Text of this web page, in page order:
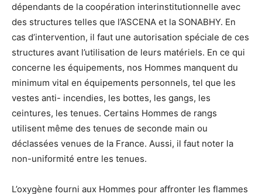
dépendants de la coopération interinstitutionnelle avec
des structures telles que l’ASCENA et la SONABHY. En
cas d’intervention, il faut une autorisation spéciale de ces
structures avant l’utilisation de leurs matériels. En ce qui
concerne les équipements, nos Hommes manquent du
minimum vital en équipements personnels, tel que les
vestes anti- incendies, les bottes, les gangs, les
ceintures, les tenues. Certains Hommes de rangs
utilisent même des tenues de seconde main ou
déclassées venues de la France. Aussi, il faut noter la
non-uniformité entre les tenues.
L’oxygène fourni aux Hommes pour affronter les flammes